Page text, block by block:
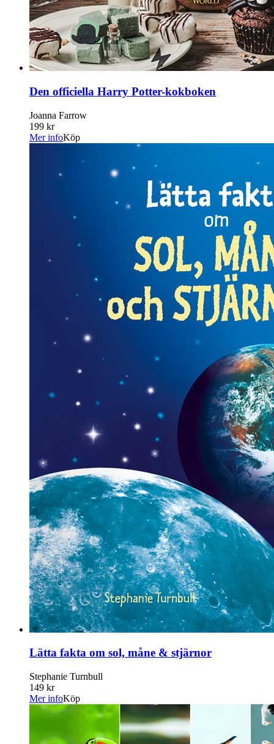
Den officiella Harry Potter-kokboken
Joanna Farrow
199 kr
Mer infoKöp
Lätta fakta om sol, måne & stjärnor
Stephanie Turnbull
149 kr
Mer infoKöp